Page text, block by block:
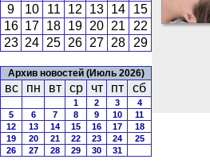
9
10 11 12 13 14
15
16 17 18 19 20 21
22
23 24 25 26 27 28 29
Архив новостей (Июль 2026)
вс пн вт ср чт пт сб
1 2 3
4
5
6 7 8 9 10
11
12
13 14 15 16 17
18
19
20 21 22 23 24
25
26
27 28 29 30 31